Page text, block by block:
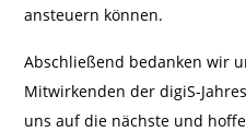
ansteuern können.
Abschließend bedanken wir
Mitwirkenden der digiS-
uns auf die nächste und